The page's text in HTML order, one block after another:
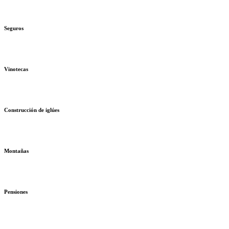
Seguros
Vinotecas
Construcción de iglúes
Montañas
Pensiones